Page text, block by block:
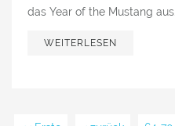
das Year of the Mustang aus.
WEITERLESEN